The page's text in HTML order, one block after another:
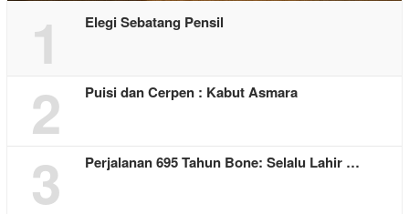
1 Elegi Sebatang Pensil
2 Puisi dan Cerpen : Kabut Asmara
3 Perjalanan 695 Tahun Bone: Selalu Lahir …